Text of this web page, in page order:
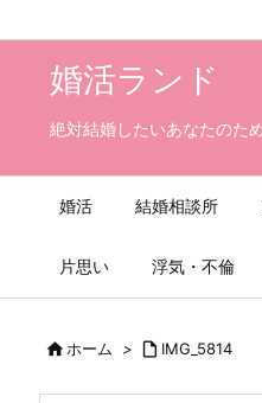
婚活ランド
絶対結婚したいあなたのた
婚活 結婚相談所
片思い 浮気・不倫
ホーム >  IMG_5814